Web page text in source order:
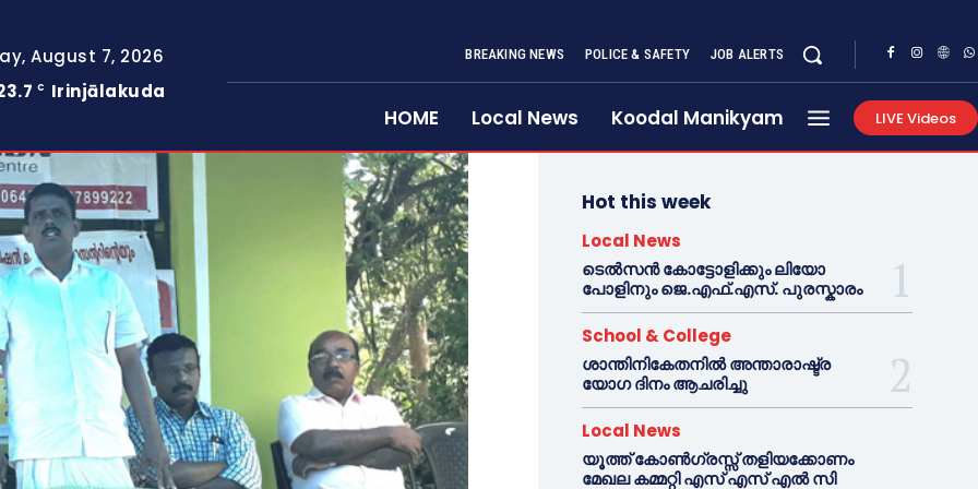
August 7, 2026
C Irinjālakuda
BREAKING NEWS POLICE & SAFETY JOB ALERTS
HOME Local News Koodal Manikyam LIVE Videos
Hot this week
Local News
ടെൽസൻ കോട്ടോളിക്കും ലിയോ
പോളിനും ജെ.എഫ്.എസ്. പുരസ്കാരം
School & College
ശാന്തിനികേതനിൽ അന്താരാഷ്ട്ര
യോഗ ദിനം ആചരിച്ചു
Local News
യൂത്ത് കോൺഗ്രസ്സ് തളിയക്കോണം
മേഖല കമ്മറ്റി എസ് എസ് എൽ സി